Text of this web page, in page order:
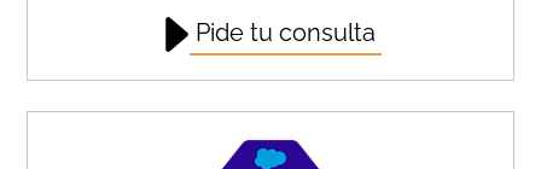
Pide tu consulta